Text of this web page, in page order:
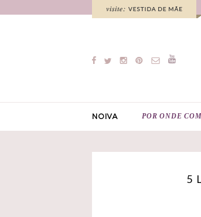
NOIVA POR ONDE
5